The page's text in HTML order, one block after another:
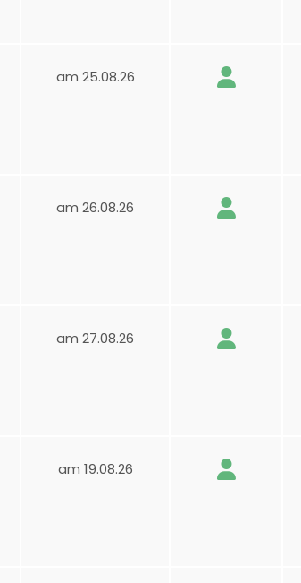
am 25.08.26
am 26.08.26
am 27.08.26
am 19.08.26